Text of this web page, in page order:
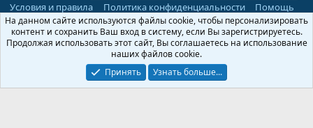
Условия и правила
Политика конфиденциальности Помощь
R
S
Community platform by XenForo® © 2010-2026 XenForo Ltd.
Parts of this site powered byadd-ons from DragonByte™
DragonByte Technologies(Details)
©2010-2026 XenForo Ltd.
На данном сайте используются файлы cookie, чтобы персонализировать
контент и сохранить Ваш вход в систему, если Вы зарегистрируетесь.
Продолжая использовать этот сайт, Вы соглашаетесь на использование
наших файлов cookie.
Принять
Узнать больше...